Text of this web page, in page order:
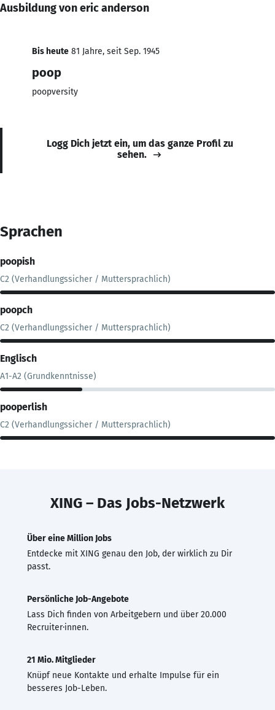
Ausbildung von eric anderson
Bis heute 81 Jahre, seit Sep. 1945
poop
poopversity
Logg Dich jetzt ein, um das ganze Profil zu
sehen.
Sprachen
poopish
C2 (Verhandlungssicher / Muttersprachlich)
poopch
C2 (Verhandlungssicher / Muttersprachlich)
Englisch
A1-A2 (Grundkenntnisse)
pooperlish
C2 (Verhandlungssicher / Muttersprachlich)
XING – Das Jobs-Netzwerk
Über eine Million Jobs
Entdecke mit XING genau den Job, der wirklich zu Dir
passt.
Persönliche Job-Angebote
Lass Dich finden von Arbeitgebern und über 20.000
Recruiter·innen.
21 Mio. Mitglieder
Knüpf neue Kontakte und erhalte Impulse für ein
besseres Job-Leben.